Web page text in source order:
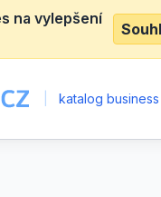
na vylepšení
katalog